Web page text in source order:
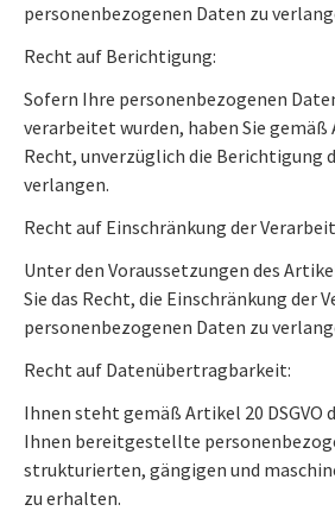
personenbezogenen Daten zu
Recht auf Berichtigung:
Sofern Ihre personenbezogenen
verarbeitet wurden, haben Sie gemäß
Recht, unverzüglich die Berichtigung
verlangen.
Recht auf Einschränkung der
Unter den Voraussetzungen des
Sie das Recht, die Einschränkung der
personenbezogenen Daten zu
Recht auf Datenübertragbarkeit:
Ihnen steht gemäß Artikel 20 DSGVO
Ihnen bereitgestellte
strukturierten, gängigen und
zu erhalten.